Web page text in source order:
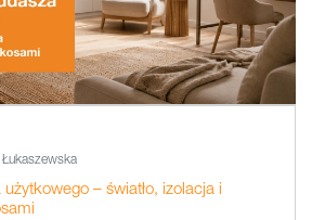
– światło, izolacja i